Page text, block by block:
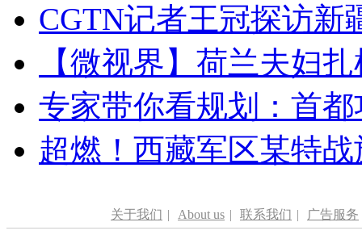
CGTN记者王冠探访新
【微视界】荷兰夫妇
专家带你看规划：首
超燃！西藏军区某特
关于我们 | About us | 联系我们 | 广告服务